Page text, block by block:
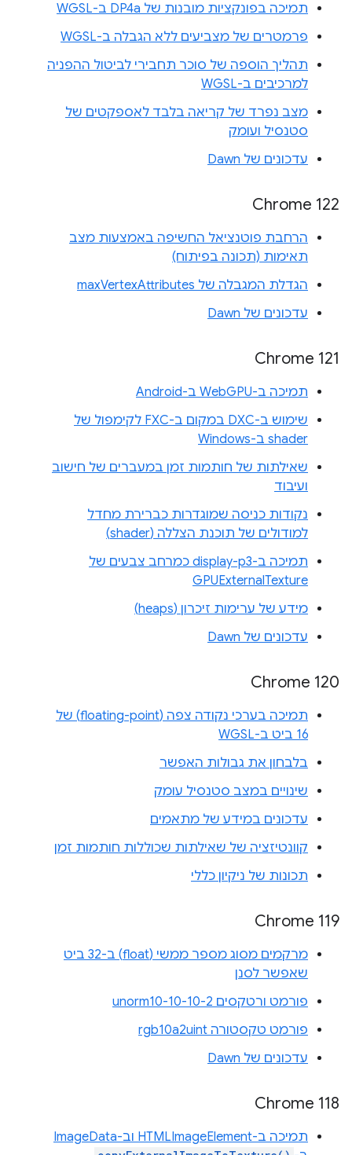
תמיכה בפונקציות מובנות של DP4a ב-WGSL
פרמטרים של מצביעים ללא הגבלה ב-WGSL
תהליך הוספה של סוכר תחבירי לביטול ההפניה
למרכיבים ב-WGSL
מצב נפרד של קריאה בלבד לאספקטים של
סטנסיל ועומק
עדכונים של Dawn
Chrome 122
הרחבת פוטנציאל החשיפה באמצעות מצב
תאימות (תכונה בפיתוח)
הגדלת המגבלה של maxVertexAttributes
עדכונים של Dawn
Chrome 121
תמיכה ב-WebGPU ב-Android
שימוש ב-DXC במקום ב-FXC לקימפול של
shader ב-Windows
שאילתות של חותמות זמן במעברים של חישוב
ועיבוד
נקודות כניסה שמוגדרות כברירת מחדל
למודולים של תוכנת הצללה (shader)
תמיכה ב-display-p3 כמרחב צבעים של
GPUExternalTexture
מידע של ערימות זיכרון (heaps)
עדכונים של Dawn
Chrome 120
תמיכה בערכי נקודה צפה (floating-point) של
16 ביט ב-WGSL
בלבחון את גבולות האפשר
שינויים במצב סטנסיל עומק
עדכונים במידע של מתאמים
קוונטיזציה של שאילתות שכוללות חותמות זמן
תכונות של ניקיון כללי
Chrome 119
מרקמים מסוג מספר ממשי (float) ב-32 ביט
שאפשר לסנן
פורמט ורטקסים unorm10-10-10-2
פורמט טקסטורה rgb10a2uint
עדכונים של Dawn
Chrome 118
תמיכה ב-HTMLImageElement וב-ImageData